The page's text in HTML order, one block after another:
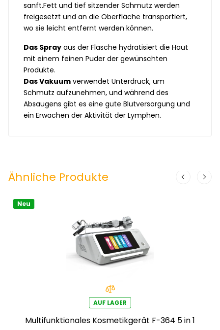
sanft.Fett und tief sitzender Schmutz werden
freigesetzt und an die Oberfläche transportiert,
wo sie leicht entfernt werden können.
Das Spray aus der Flasche hydratisiert die Haut
mit einem feinen Puder der gewünschten
Produkte.
Das Vakuum verwendet Unterdruck, um
Schmutz aufzunehmen, und während des
Absaugens gibt es eine gute Blutversorgung und
ein Erwachen der Aktivität der Lymphen.
Ähnliche Produkte
Neu
AUF LAGER
Multifunktionales Kosmetikgerät F-364 5 in 1